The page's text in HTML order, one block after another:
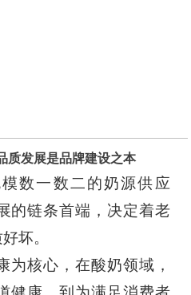
质发展是品牌建设之本
数一数二的奶源供应
的链条首端，决定着老
坏。
为核心，在酸奶领域，